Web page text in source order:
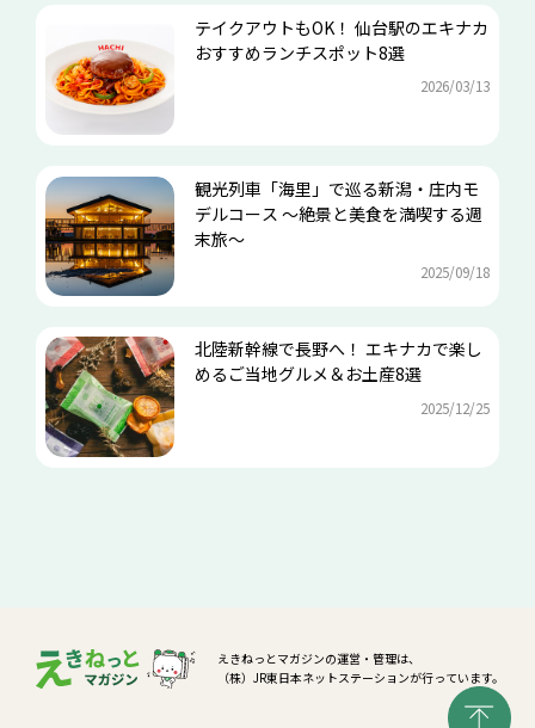
テイクアウトもOK！ 仙台駅のエキナカ
おすすめランチスポット8選
2026/03/13
観光列車「海里」で巡る新潟・庄内モ
デルコース ～絶景と美食を満喫する週
末旅～
2025/09/18
北陸新幹線で長野へ！ エキナカで楽し
めるご当地グルメ＆お土産8選
2025/12/25
えきねっとマガジンの運営・管理は、
（株）JR東日本ネットステーションが行っています。